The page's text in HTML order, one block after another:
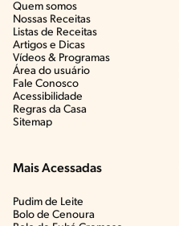
Quem somos
Nossas Receitas
Listas de Receitas​
Artigos e Dicas​
Vídeos & Programas​
Área do usuário
Fale Conosco
Acessibilidade
Regras da Casa
Sitemap
Mais Acessadas
Pudim de Leite
Bolo de Cenoura